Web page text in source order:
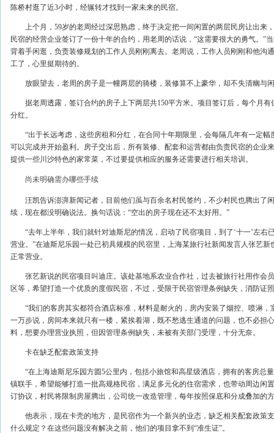
陈桥村逛了近3小时，经辗转才找到一家未来的民宿。
上个月，59岁的老周经过深思熟虑，终于决定把一间闲置的两层民房让出来
民宿的经营企业签订了一份十年的合约，用老周的话说，“这需要很大的勇气。”
背着手闲逛，负责装修规划的工作人员刚刚离去。老周说，工作人员刚刚和他沟
工了，心里挺期待的。
放眼望去，老周的房子是一幢两层的骑楼，装修算不上豪华，却不失清幽与
据老周透露，签订合约的房子上下两层共150平方米。项目签订后，每个月有
分红。
“出于长远考虑，这些房租和分红，在合同十年期限里，会每隔几年有一定幅
可以完成并开始盈利。房子交出后，所有装修、配套和运营都由负责民宿的企业
提供一些川沙特色的家常菜，不过要提供相应的服务还需要进行相关培训。
尚未明确需办哪些手续
汪凯告诉澎湃新闻记者，目前他们虽与百余名村民签约，不少村民也腾出了
续，现在都没明确说法。换句话说：“空出的房子现在还不太好用。”
“去年上半年，我们就针对迪斯尼的情况，启动了民宿项目，到了‘十一’左右
营业。”在迪斯尼乐园一处已初具规模的民宿里，上海某旅行社新闻发言人张艺
正常营业。
张艺新说的民宿项目叫迪庄。该处基地系农业合作社，过去被旅行社用作会
区等，希望打造一个优质的度假民宿，不过，受限于民宿管理条例缺失，消防证
“我们的客房其实都符合酒店标准，材料是耐火的，房内安装了烟控、喷淋，
一万步说，房间本来就只有一楼，紧挨着湖，既不愁逃生通道的问题，也不必担
料，想要办理营业执照，但因管理条例缺失，未被有关部门受理，十分无奈。
卡在缺乏配套政策支持
“在上海迪斯尼乐园方圆5公里内，包括小旅馆和高星级酒店，拥有的客房总
镇联手，希望能够打造一批高规格民宿，满足多元化的住宿需求，也带动周边闲
订协议，村民将限制房屋腾出，公司统一改造管理，每年按照保底和分成叠加的
他表示，现在卡壳的地方，是民宿作为一个新兴的业态，缺乏相关配套政策
什么规定？在这些问题没有解决之前，他们的项目拿不到“准生证”。